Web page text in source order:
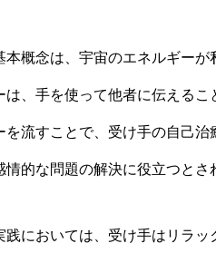
本概念は、宇宙のエネルギー
は、手を使って他者に伝える
を流すことで、受け手の自己
的な問題の解決に役立つとさ
践においては、受け手はリラ